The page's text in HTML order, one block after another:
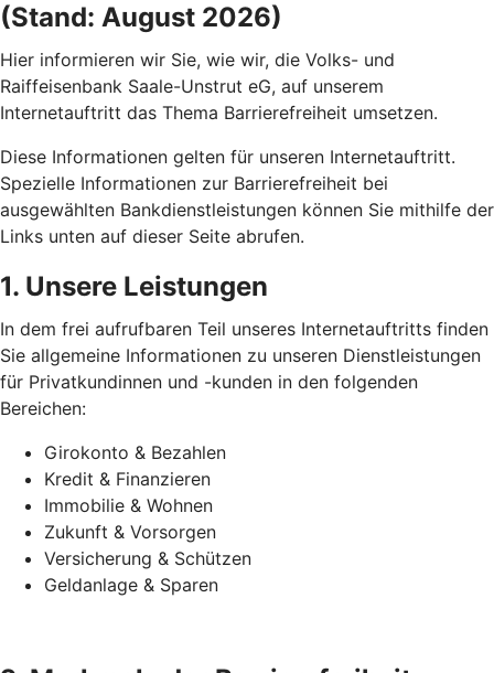
(Stand: August 2026)
Hier informieren wir Sie, wie wir, die Volks- und
Raiffeisenbank Saale-Unstrut eG, auf unserem
Internetauftritt das Thema Barrierefreiheit umsetzen.
Diese Informationen gelten für unseren Internetauftritt.
Spezielle Informationen zur Barrierefreiheit bei
ausgewählten Bankdienstleistungen können Sie mithilfe der
Links unten auf dieser Seite abrufen.
1. Unsere Leistungen
In dem frei aufrufbaren Teil unseres Internetauftritts finden
Sie allgemeine Informationen zu unseren Dienstleistungen
für Privatkundinnen und -kunden in den folgenden
Bereichen:
Girokonto & Bezahlen
Kredit & Finanzieren
Immobilie & Wohnen
Zukunft & Vorsorgen
Versicherung & Schützen
Geldanlage & Sparen